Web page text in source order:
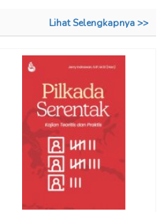
Lihat Selengkapnya >>